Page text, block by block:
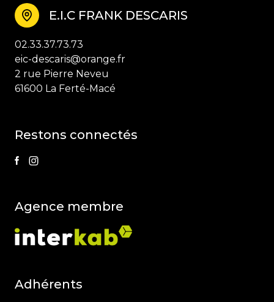
E.I.C FRANK DESCARIS
02.33.37.73.73
eic-descaris@orange.fr
2 rue Pierre Neveu
61600 La Ferté-Macé
restons connectés
agence membre
Adhérents